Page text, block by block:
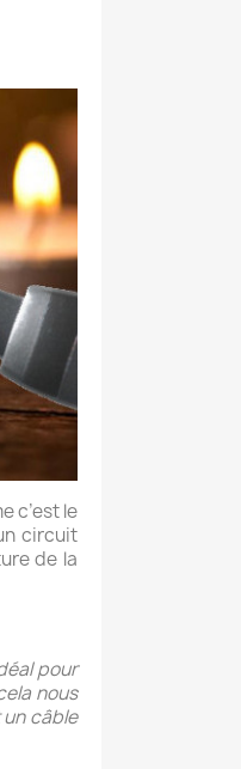
c’est le
circuit
de la
pour
nous
câble